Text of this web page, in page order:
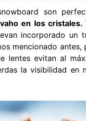
son
en los cristales.
incorporado un
mencionado
lentes evitan al
la visibilidad en